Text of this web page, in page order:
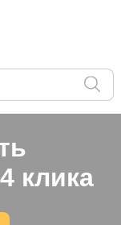
клика